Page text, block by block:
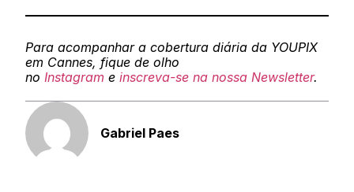
Para acompanhar a cobertura diária da YOUPIX
em Cannes, fique de olho
noInstagram einscreva-se na nossa Newsletter.
Gabriel Paes